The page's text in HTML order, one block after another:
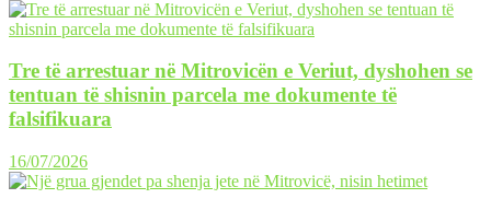
Tre të arrestuar në Mitrovicën e Veriut, dyshohen se
tentuan të shisnin parcela me dokumente të
falsifikuara
16/07/2026